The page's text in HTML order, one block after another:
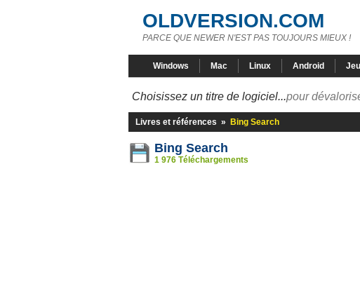
OLDVERSION.COM
PARCE QUE NEWER N'EST PAS TOUJOURS MIEUX !
Windows Mac Linux Android
Choisissez un titre de logiciel...pour
Livres et références » Bing Search
Bing Search
1 976 Téléchargements